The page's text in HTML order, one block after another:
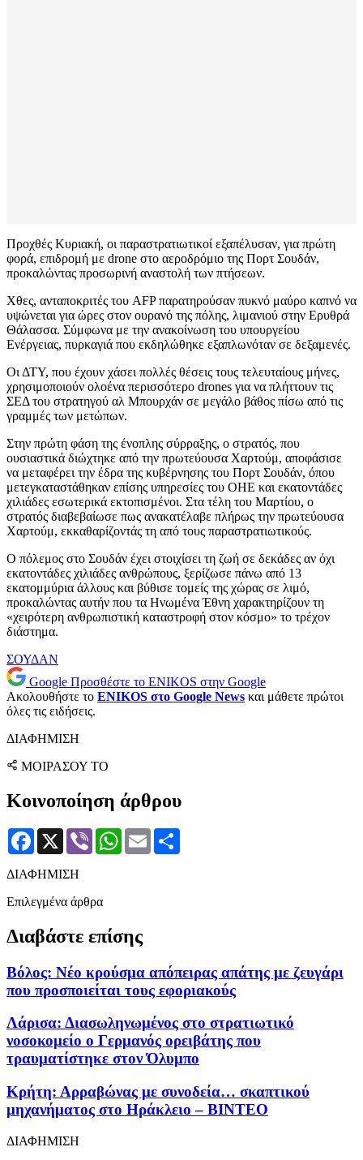
Προχθές Κυριακή, οι παραστρατιωτικοί εξαπέλυσαν, για πρώτη
φορά, επιδρομή με drone στο αεροδρόμιο της Πορτ Σουδάν,
προκαλώντας προσωρινή αναστολή των πτήσεων.
Χθες, ανταποκριτές του AFP παρατηρούσαν πυκνό μαύρο καπνό να
υψώνεται για ώρες στον ουρανό της πόλης, λιμανιού στην Ερυθρά
Θάλασσα. Σύμφωνα με την ανακοίνωση του υπουργείου
Ενέργειας, πυρκαγιά που εκδηλώθηκε εξαπλωνόταν σε δεξαμενές.
Οι ΔΤΥ, που έχουν χάσει πολλές θέσεις τους τελευταίους μήνες,
χρησιμοποιούν ολοένα περισσότερο drones για να πλήττουν τις
ΣΕΔ του στρατηγού αλ Μπουρχάν σε μεγάλο βάθος πίσω από τις
γραμμές των μετώπων.
Στην πρώτη φάση της ένοπλης σύρραξης, ο στρατός, που
ουσιαστικά διώχτηκε από την πρωτεύουσα Χαρτούμ, αποφάσισε
να μεταφέρει την έδρα της κυβέρνησης του Πορτ Σουδάν, όπου
μετεγκαταστάθηκαν επίσης υπηρεσίες του ΟΗΕ και εκατοντάδες
χιλιάδες εσωτερικά εκτοπισμένοι. Στα τέλη του Μαρτίου, ο
στρατός διαβεβαίωσε πως ανακατέλαβε πλήρως την πρωτεύουσα
Χαρτούμ, εκκαθαρίζοντάς τη από τους παραστρατιωτικούς.
Ο πόλεμος στο Σουδάν έχει στοιχίσει τη ζωή σε δεκάδες αν όχι
εκατοντάδες χιλιάδες ανθρώπους, ξερίζωσε πάνω από 13
εκατομμύρια άλλους και βύθισε τομείς της χώρας σε λιμό,
προκαλώντας αυτήν που τα Ηνωμένα Έθνη χαρακτηρίζουν τη
«χειρότερη ανθρωπιστική καταστροφή στον κόσμο» το τρέχον
διάστημα.
ΣΟΥΔΑΝ
Google Προσθέστε το ENIKOS στην Google
Ακολουθήστε το ENIKOS στο Google News και μάθετε πρώτοι
όλες τις ειδήσεις.
ΔΙΑΦΗΜΙΣΗ
ΜΟΙΡΑΣΟΥ ΤΟ
Κοινοποίηση άρθρου
Facebook
X Viber WhatsApp
Email
ΔΙΑΦΗΜΙΣΗ
Επιλεγμένα άρθρα
Διαβάστε επίσης
Βόλος: Νέο κρούσμα απόπειρας απάτης με ζευγάρι
που προσποιείται τους εφοριακούς
Λάρισα: Διασωληνωμένος στο στρατιωτικό
νοσοκομείο ο Γερμανός ορειβάτης που
τραυματίστηκε στον Όλυμπο
Κρήτη: Αρραβώνας με συνοδεία… σκαπτικού
μηχανήματος στο Ηράκλειο – ΒΙΝΤΕΟ
ΔΙΑΦΗΜΙΣΗ